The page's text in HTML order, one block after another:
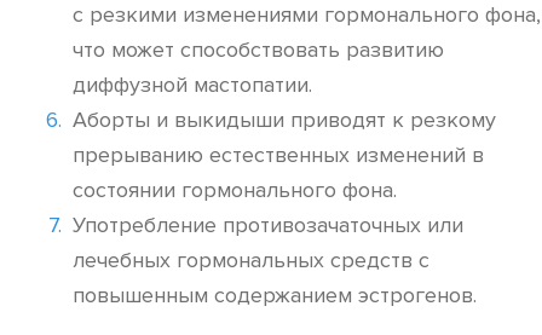
с резкими изменениями гормонального фона,
что может способствовать развитию
диффузной мастопатии.
Аборты и выкидыши приводят к резкому
прерыванию естественных изменений в
состоянии гормонального фона.
Употребление противозачаточных или
лечебных гормональных средств с
повышенным содержанием эстрогенов.